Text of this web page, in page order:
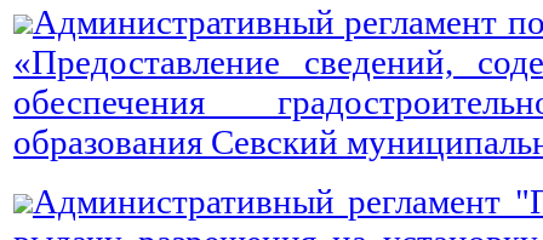
Административный регламент
«Предоставление сведений,
обеспечения
образования Севский
Административный регламент